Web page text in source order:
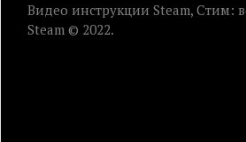
Видео инструкции Steam, Стим:
Steam © 2022.